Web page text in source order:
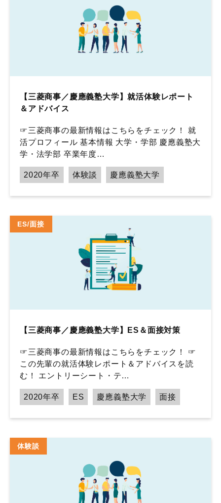
【三菱商事／慶應義塾大学】就活体験レポート
＆アドバイス
☞三菱商事の最新情報はこちらをチェック！ 就
活プロフィール 基本情報 大学・学部 慶應義塾大
学・法学部 卒業年度…
2020年卒 体験談 慶應義塾大学
ES/面接
【三菱商事／慶應義塾大学】ES＆面接対策
☞三菱商事の最新情報はこちらをチェック！ ☞
この先輩の就活体験レポート＆アドバイスを読
む！ エントリーシート・テ…
2020年卒 ES 慶應義塾大学 面接
体験談